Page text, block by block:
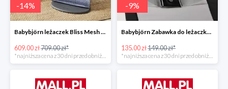
-14%
Babybjörn leżaczek Bliss Mesh State Blue
609.00 zł709.00 zł*
*najniższa cena z 30 dni przed obniżką
-9%
Babybjörn Zabawka do leżaczka Balance
135.00 zł149.00 zł*
*najniższa cena z 30 dni przed obniżką